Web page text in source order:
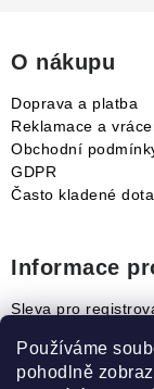
Používáme
pohodlně
O nákupu
Doprava a platba
Reklamace a
Obchodní
GDPR
Často kladené
Informace
Sleva pro
Jak uplatnit
Jak nakupovat?